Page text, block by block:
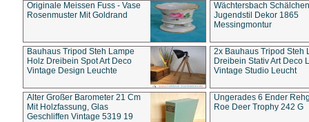
Originale Meissen Fuss - Vase
Rosenmuster Mit Goldrand
Wächtersbach Schälchen
Jugendstil Dekor 1865
Messingmontur
Bauhaus Tripod Steh Lampe
Holz Dreibein Spot Art Deco
Vintage Design Leuchte
2x Bauhaus Tripod Steh
Dreibein Stativ Art Deco
Vintage Studio Leucht
Alter Großer Barometer 21 Cm
Mit Holzfassung, Glas
Geschliffen Vintage 5319 19
Ungerades 6 Ender
Roe Deer Trophy 242 G